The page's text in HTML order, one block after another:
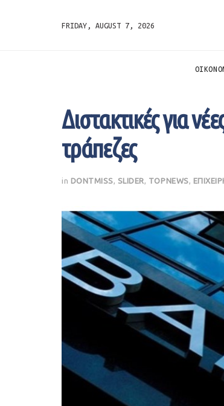
FRIDAY, AUGUST 7, 2026
Διστακτικές για
τράπεζες
in DONTMISS SLIDER TOPNEWS